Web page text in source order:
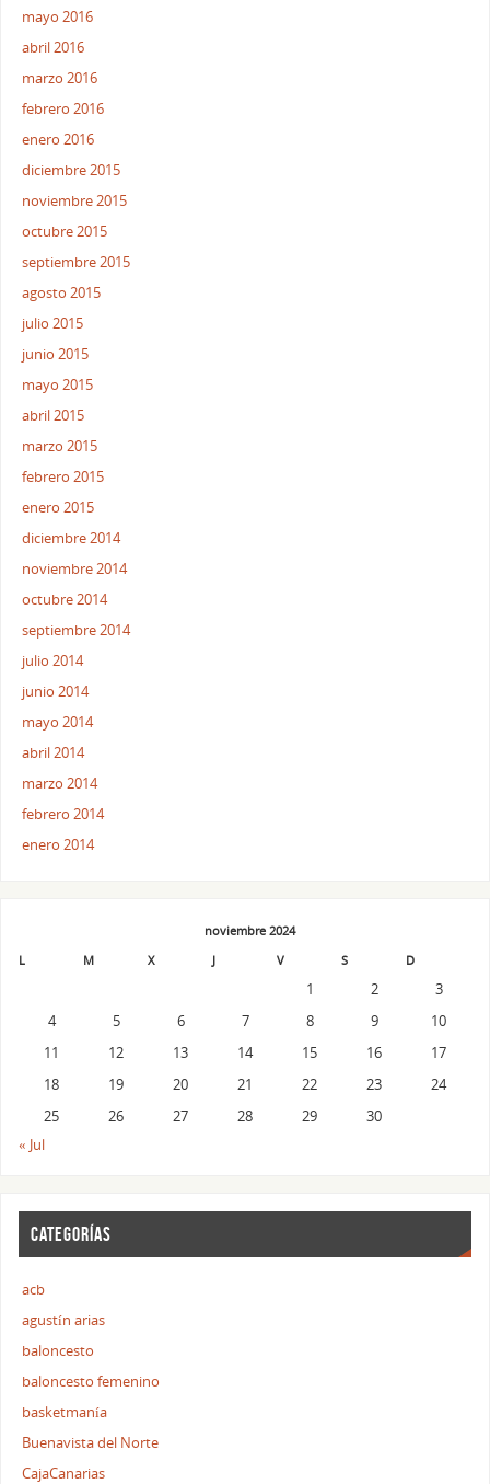
mayo 2016
abril 2016
marzo 2016
febrero 2016
enero 2016
diciembre 2015
noviembre 2015
octubre 2015
septiembre 2015
agosto 2015
julio 2015
junio 2015
mayo 2015
abril 2015
marzo 2015
febrero 2015
enero 2015
diciembre 2014
noviembre 2014
octubre 2014
septiembre 2014
julio 2014
junio 2014
mayo 2014
abril 2014
marzo 2014
febrero 2014
enero 2014
noviembre 2024
L
M X J V S D
1 2
3
4
5 6 7 8 9
10
11
12 13 14 15 16
17
18
19 20 21 22 23
24
25
26 27 28 29
30
« Jul
CATEGORÍAS
acb
agustín arias
baloncesto
baloncesto femenino
basketmanía
Buenavista del Norte
CajaCanarias